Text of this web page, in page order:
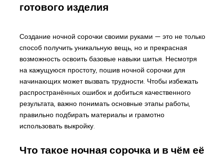
готового изделия
Создание ночной сорочки своими руками — это не только
способ получить уникальную вещь, но и прекрасная
возможность освоить базовые навыки шитья. Несмотря
на кажущуюся простоту, пошив ночной сорочки для
начинающих может вызвать трудности. Чтобы избежать
распространённых ошибок и добиться качественного
результата, важно понимать основные этапы работы,
правильно подбирать материалы и грамотно
использовать выкройку.
Что такое ночная сорочка и в чём её